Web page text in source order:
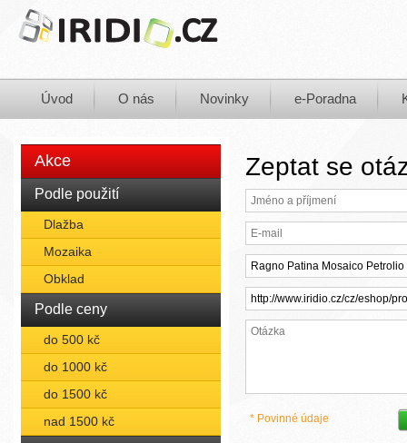
Úvod O nás Novinky e-Poradna
Akce
Podle použití
Dlažba
Mozaika
Obklad
Podle ceny
do 500 kč
do 1000 kč
do 1500 kč
nad 1500 kč
Zeptat se
* Povinné údaje